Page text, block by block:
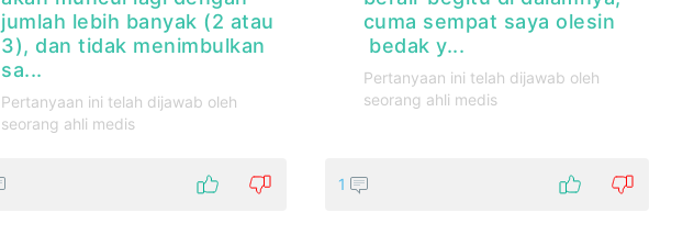
jumlah lebih banyak (2 atau
3), dan tidak menimbulkan
sa...
Pertanyaan ini telah dijawab oleh
seorang ahli medis
cuma sempat saya olesin
bedak y...
Pertanyaan ini telah dijawab oleh
seorang ahli medis
1